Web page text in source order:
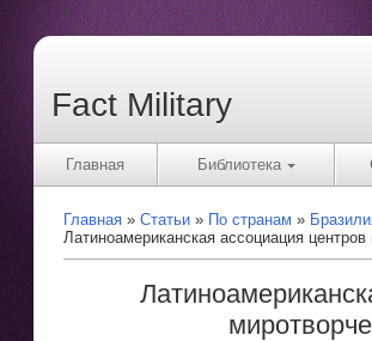
Fact Military
Главная Библиотека
Главная Статьи По странам
Латиноамериканская ассоциация